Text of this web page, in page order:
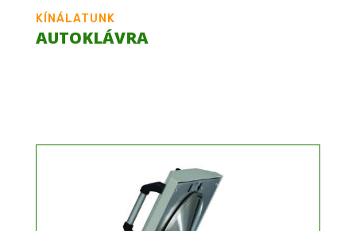
KÍNÁLATUNK
AUTOKLÁVRA